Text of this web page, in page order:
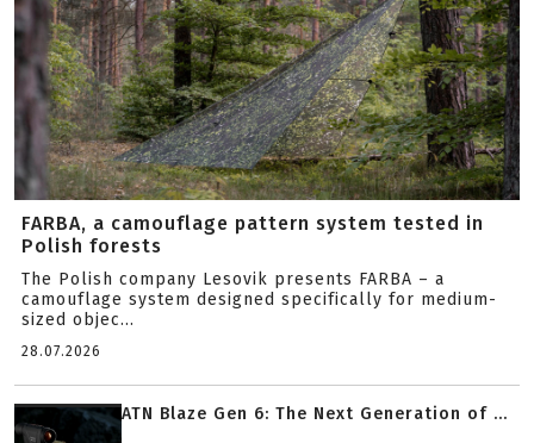
FARBA, a camouflage pattern system tested in
Polish forests
The Polish company Lesovik presents FARBA – a
camouflage system designed specifically for medium-
sized objec...
28.07.2026
ATN Blaze Gen 6: The Next Generation of ...